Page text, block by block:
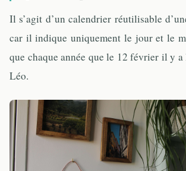
Il s’agit d’un calendrier réutilisable
car il indique uniquement le jour et le
que chaque année que le 12 février il y a
Léo.